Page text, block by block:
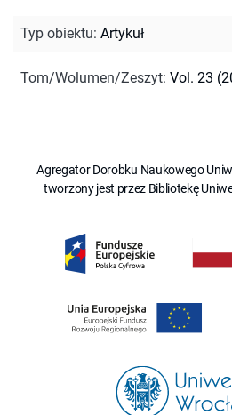
Typ obiektu: Artykuł
Tom/Wolumen/Zeszyt: Vol. 23
Agregator Dorobku Naukowego
tworzony jest przez Bibliotekę